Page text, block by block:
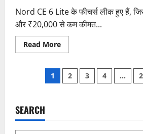
Nord CE 6 Lite के फीचर्स लीक हुए हैं,
और ₹20,000 से कम कीमत...
Read MoreRead
more
Nord
CE
6
₹20,000
से
Posts
1 2 3 4 …
SEARCH